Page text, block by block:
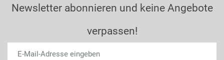
Newsletter abonnieren und keine Angebote
verpassen!